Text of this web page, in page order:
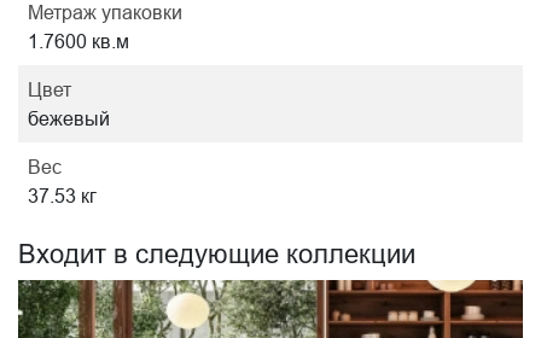
Метраж упаковки
1.7600 кв.м
Цвет
бежевый
Вес
37.53 кг
Входит в следующие коллекции